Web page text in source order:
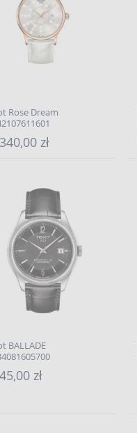
Rose Dream
zł
BALLADE
zł